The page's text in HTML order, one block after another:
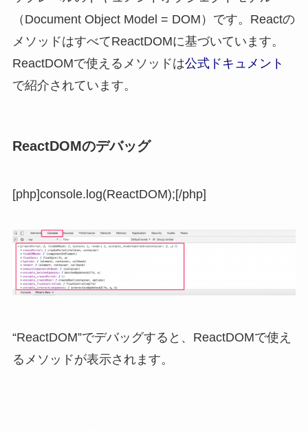
（Document Object Model = DOM）です。Reactの
メソッドはすべてReactDOMに基づいています。
ReactDOMで使えるメソッドは公式ドキュメント
で紹介されています。
ReactDOMのデバッグ
[php]console.log(ReactDOM);[/php]
“ReactDOM”でデバッグすると、ReactDOMで使え
るメソッドが表示されます。